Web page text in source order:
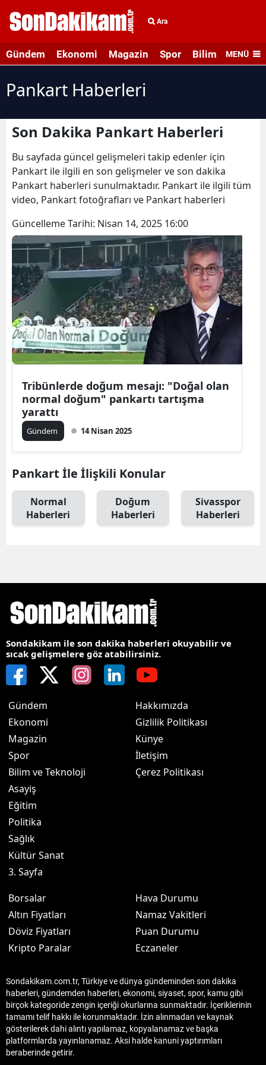
Ara
Gündem Ekonomi Magazin Spor Bilim veMENÜ
Pankart Haberleri
Son Dakika Pankart Haberleri
Bu sayfada güncel gelişmeleri takip edenler için
Pankart ile ilgili en son gelişmeler ve son dakika
Pankart haberleri sunulmaktadır. Pankart ile ilgili tüm
video, Pankart fotoğrafları ve Pankart haberleri
Güncelleme Tarihi: Nisan 14, 2025 16:00
Tribünlerde doğum mesajı: "Doğal olan
normal doğum" pankartı tartışma
yarattı
Gündem 14 Nisan 2025
Pankart İle İlişkili Konular
Normal
Haberleri
Doğum
Haberleri
Sivasspor
Haberleri
Sondakikam ile son dakika haberleri okuyabilir ve
sıcak gelişmelere göz atabilirsiniz.
Gündem
Ekonomi
Magazin
Spor
Bilim ve Teknoloji
Asayiş
Eğitim
Politika
Sağlık
Kültür Sanat
3. Sayfa
Hakkımızda
Gizlilik Politikası
Künye
İletişim
Çerez Politikası
Borsalar
Altın Fiyatları
Döviz Fiyatları
Kripto Paralar
Hava Durumu
Namaz Vakitleri
Puan Durumu
Eczaneler
Sondakikam.com.tr, Türkiye ve dünya gündeminden son dakika
haberleri, gündemden haberleri, ekonomi, siyaset, spor, kamu gibi
birçok kategoride zengin içeriği okurlarına sunmaktadır. İçeriklerinin
tamamı telif hakkı ile korunmaktadır. İzin alınmadan ve kaynak
gösterilerek dahi alıntı yapılamaz, kopyalanamaz ve başka
platformlarda yayınlanamaz. Aksi halde kanuni yaptırımları
beraberinde getirir.